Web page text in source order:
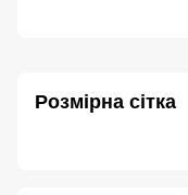
Розмірна сітка